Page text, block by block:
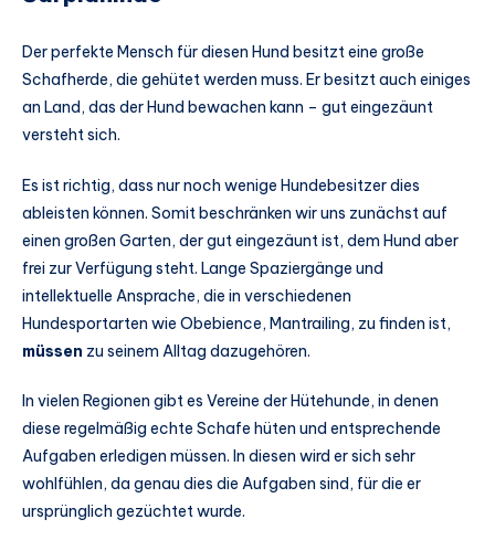
Der perfekte Mensch für diesen Hund besitzt eine große
Schafherde, die gehütet werden muss. Er besitzt auch einiges
an Land, das der Hund bewachen kann – gut eingezäunt
versteht sich.
Es ist richtig, dass nur noch wenige Hundebesitzer dies
ableisten können. Somit beschränken wir uns zunächst auf
einen großen Garten, der gut eingezäunt ist, dem Hund aber
frei zur Verfügung steht. Lange Spaziergänge und
intellektuelle Ansprache, die in verschiedenen
Hundesportarten wie Obebience, Mantrailing, zu finden ist,
müssen zu seinem Alltag dazugehören.
In vielen Regionen gibt es Vereine der Hütehunde, in denen
diese regelmäßig echte Schafe hüten und entsprechende
Aufgaben erledigen müssen. In diesen wird er sich sehr
wohlfühlen, da genau dies die Aufgaben sind, für die er
ursprünglich gezüchtet wurde.